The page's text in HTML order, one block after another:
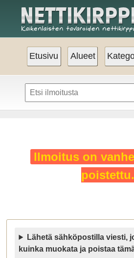
Etusivu Alueet
Ilmoitus on
poistettu.
Lähetä sähköpostilla viesti,
kuinka muokata ja poistaa